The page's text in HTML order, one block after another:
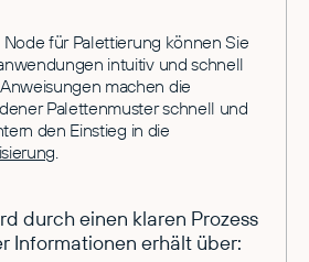
für Palettierung können Sie
intuitiv und schnell
machen die
Palettenmuster schnell und
den Einstieg in die
durch einen klaren Prozess
Informationen erhält über: